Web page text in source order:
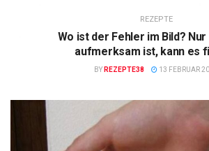
REZEPTE
Wo ist der Fehler im Bild?
aufmerksam ist, kann es
BY REZEPTE38 13 FEBRUAR